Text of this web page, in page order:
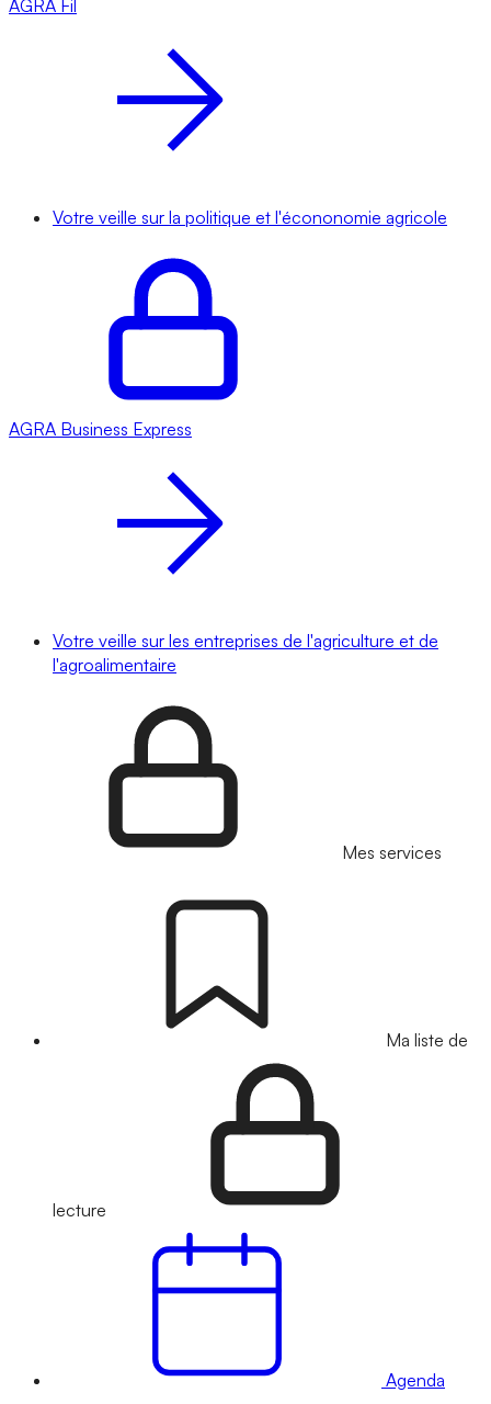
AGRA Fil
Votre veille sur la politique et l'écononomie agricole
AGRA Business Express
Votre veille sur les entreprises de l'agriculture et de
l'agroalimentaire
Mes services
Ma liste de
lecture
Agenda